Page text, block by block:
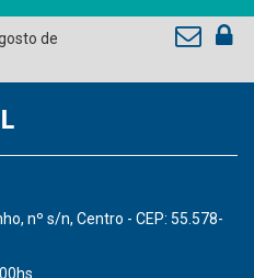
de Pernambuco
Pernambuco
- CNM